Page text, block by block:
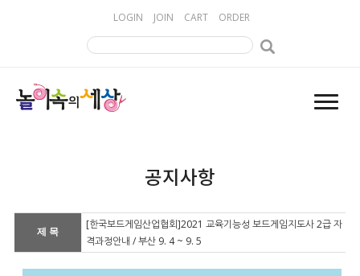
LOGIN JOIN CART ORDER
공지사항
제 목
[한국보드게임산업협회]2021 교육기능성 보드게임지도사 2급 자
격과정안내 / 부산 9. 4 ~ 9. 5